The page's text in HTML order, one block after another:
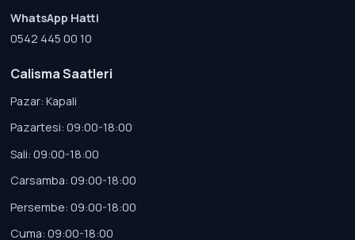
WhatsApp Hatti
0542 445 00 10
Calisma Saatleri
Pazar: Kapali
Pazartesi: 09:00-18:00
Sali: 09:00-18:00
Carsamba: 09:00-18:00
Persembe: 09:00-18:00
Cuma: 09:00-18:00